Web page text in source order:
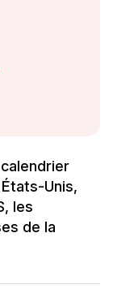
Unis,
les
de la